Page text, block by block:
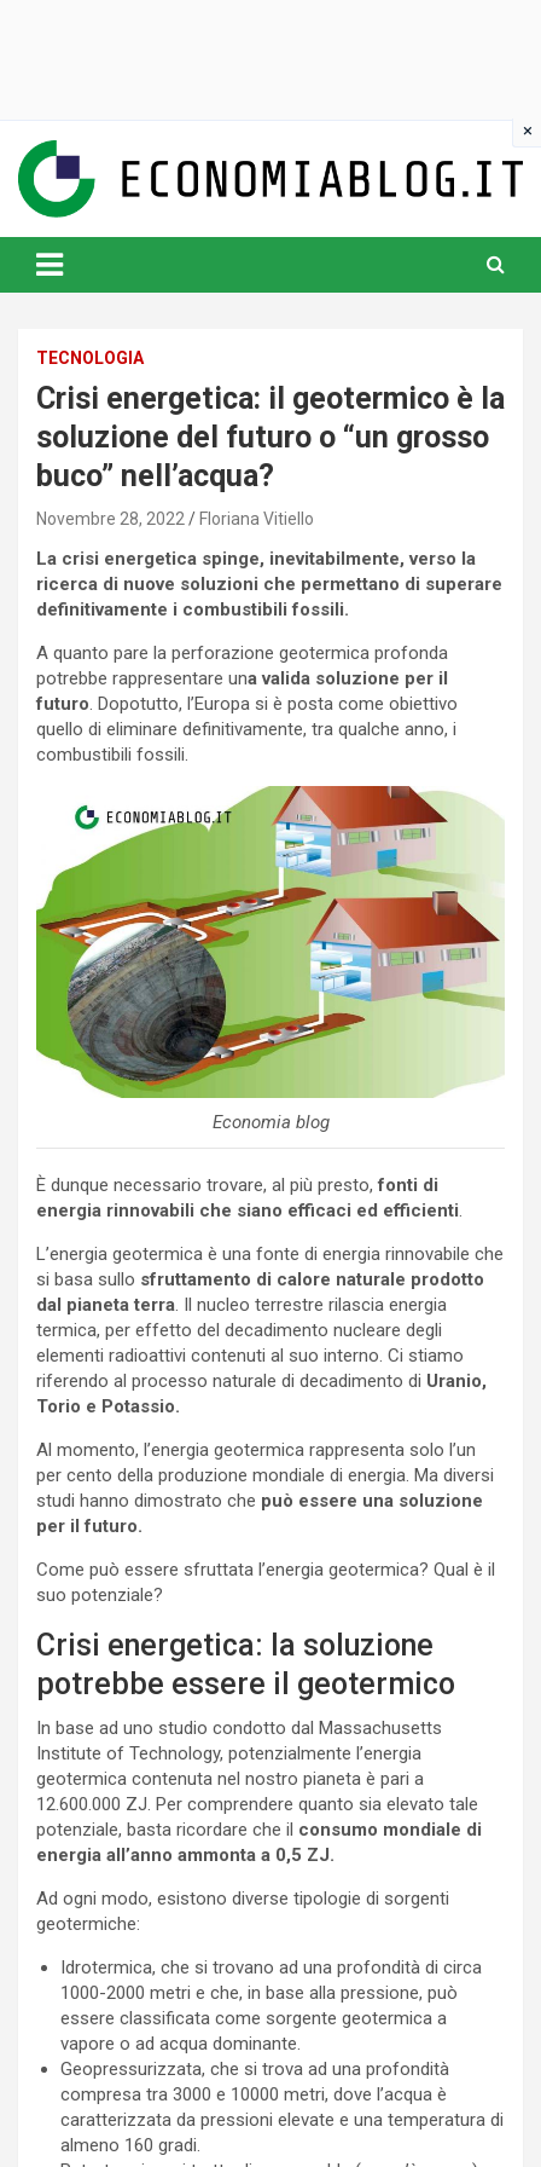
content
www.economiablog.it
TECNOLOGIA
Crisi energetica: il geotermico è la
soluzione del futuro o “un grosso
buco” nell’acqua?
Novembre 28, 2022 Floriana Vitiello
La crisi energetica spinge, inevitabilmente, verso la
ricerca di nuove soluzioni che permettano di superare
definitivamente i combustibili fossili.
A quanto pare la perforazione geotermica profonda
potrebbe rappresentare una valida soluzione per il
futuro. Dopotutto, l’Europa si è posta come obiettivo
quello di eliminare definitivamente, tra qualche anno, i
combustibili fossili.
Economia blog
È dunque necessario trovare, al più presto,fonti di
energia rinnovabili che siano efficaci ed efficienti
L’energia geotermica è una fonte di energia rinnovabile che
si basa sullo sfruttamento di calore naturale prodotto
dal pianeta terra . Il nucleo terrestre rilascia energia
termica, per effetto del decadimento nucleare degli
elementi radioattivi contenuti al suo interno. Ci stiamo
riferendo al processo naturale di decadimento di Uranio,
Torio e Potassio.
Al momento, l’energia geotermica rappresenta solo l’un
per cento della produzione mondiale di energia. Ma diversi
studi hanno dimostrato che può essere una soluzione
per il futuro.
Come può essere sfruttata l’energia geotermica? Qual è il
suo potenziale?
Crisi energetica: la soluzione
potrebbe essere il geotermico
In base ad uno studio condotto dal Massachusetts
Institute of Technology, potenzialmente l’energia
geotermica contenuta nel nostro pianeta è pari a
12.600.000 ZJ. Per comprendere quanto sia elevato tale
potenziale, basta ricordare che il consumo mondiale di
energia all’anno ammonta a 0,5 ZJ.
Ad ogni modo, esistono diverse tipologie di sorgenti
geotermiche:
Idrotermica, che si trovano ad una profondità di circa
1000-2000 metri e che, in base alla pressione, può
essere classificata come sorgente geotermica a
vapore o ad acqua dominante.
Geopressurizzata, che si trova ad una profondità
compresa tra 3000 e 10000 metri, dove l’acqua è
caratterizzata da pressioni elevate e una temperatura di
almeno 160 gradi.